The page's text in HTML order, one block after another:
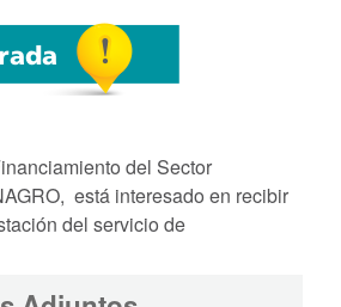
del Sector
está interesado en recibir
del servicio de